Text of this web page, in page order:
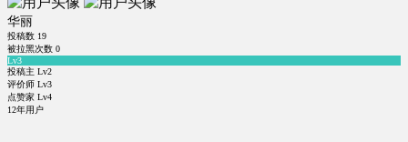
华丽
投稿数 19
被拉黑次数 0
Lv3
投稿主 Lv2
评价师 Lv3
点赞家 Lv4
12年用户